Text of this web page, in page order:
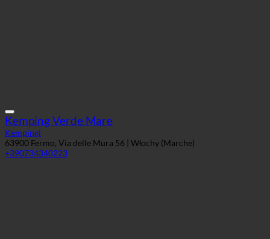
Kemping Verde Mare
Kempingi
63900 Fermo, Via delle Mura 56 | Włochy (Marche)
+390734340223